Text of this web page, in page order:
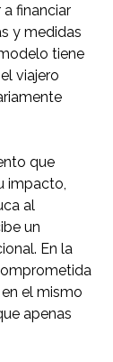
financiar
y medidas
tiene
viajero
que
impacto,
al
un
En la
el mismo
apenas